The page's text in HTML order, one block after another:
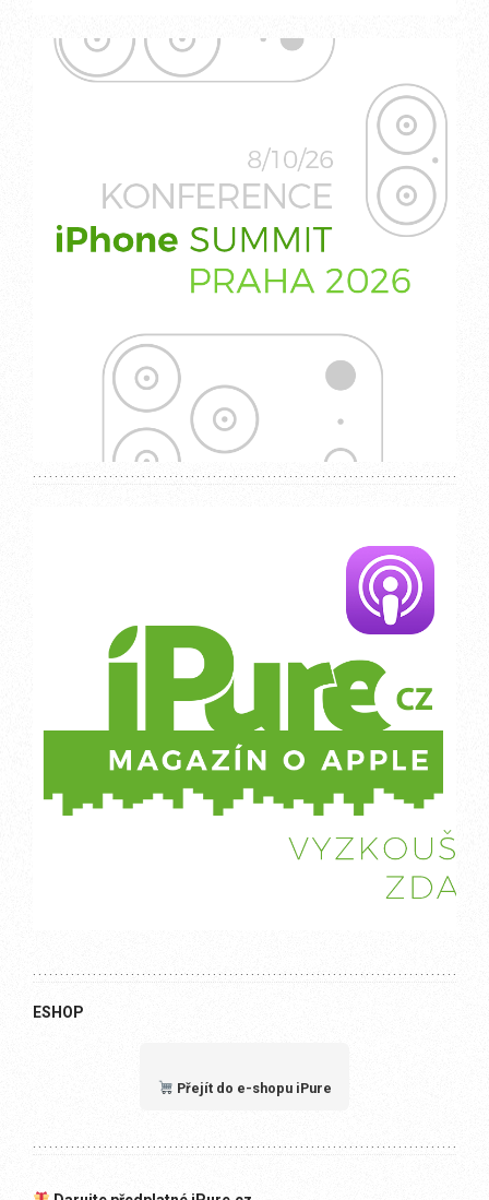
ESHOP
Přejít do e-shopu iPure